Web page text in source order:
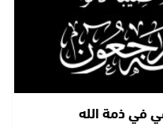
في ذمة الله